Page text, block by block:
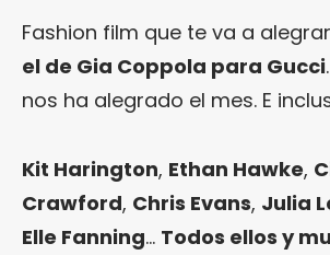
Fashion film que te va a
el de Gia Coppola para Gucci
nos ha alegrado el mes. E
Kit Harington, Ethan Hawke,
Crawford, Chris Evans, Julia
Elle Fanning… Todos ellos y